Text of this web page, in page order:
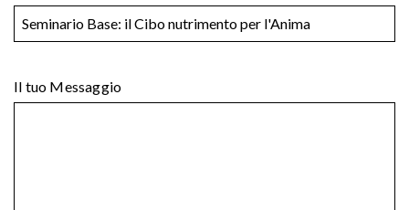
Il tuo Messaggio